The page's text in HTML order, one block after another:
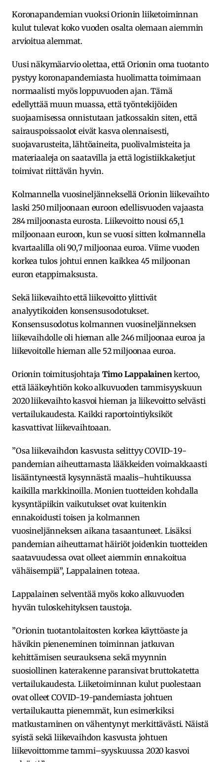
Koronapandemian vuoksi Orionin liiketoiminnan
kulut tulevat koko vuoden osalta olemaan aiemmin
arvioitua alemmat.
Uusi näkymäarvio olettaa, että Orionin oma tuotanto
pystyy koronapandemiasta huolimatta toimimaan
normaalisti myös loppuvuoden ajan. Tämä
edellyttää muun muassa, että työntekijöiden
suojaamisessa onnistutaan jatkossakin siten, että
sairauspoissaolot eivät kasva olennaisesti,
suojavarusteita, lähtöaineita, puolivalmisteita ja
materiaaleja on saatavilla ja että logistiikkaketjut
toimivat riittävän hyvin.
Kolmannella vuosineljänneksellä Orionin liikevaihto
laski 250 miljoonaan euroon edellisvuoden vajaasta
284 miljoonasta eurosta. Liikevoitto nousi 65,1
miljoonaan euroon, kun se vuosi sitten kolmannella
kvartaalilla oli 90,7 miljoonaa euroa. Viime vuoden
korkea tulos johtui ennen kaikkea 45 miljoonan
euron etappimaksusta.
Sekä liikevaihto että liikevoitto ylittivät
analyytikoiden konsensusodotukset.
Konsensusodotus kolmannen vuosineljänneksen
liikevaihdolle oli hieman alle 246 miljoonaa euroa ja
liikevoitolle hieman alle 52 miljoonaa euroa.
Orionin toimitusjohtajaTimo Lappalainen kertoo,
että lääkeyhtiön koko alkuvuoden tammi­syyskuun
2020 liikevaihto kasvoi hieman ja liikevoitto selvästi
vertailukaudesta. Kaikki raportointiyksiköt
kasvattivat liikevaihtoaan.
”Osa liikevaihdon kasvusta selittyy COVID-19-
pandemian aiheuttamasta lääkkeiden voimakkaasti
lisääntyneestä kysynnästä maalis–huhtikuussa
kaikilla markkinoilla. Monien tuotteiden kohdalla
kysyntäpiikin vaikutukset ovat kuitenkin
ennakoidusti toisen ja kolmannen
vuosineljänneksen aikana tasaantuneet. Lisäksi
pandemian aiheuttamat häiriöt joidenkin tuotteiden
saatavuudessa ovat olleet aiemmin ennakoitua
vähäisempiä”, Lappalainen toteaa.
Lappalainen selventää myös koko alkuvuoden
hyvän tuloskehityksen taustoja.
”Orionin tuotantolaitosten korkea käyttöaste ja
hävikin pieneneminen toiminnan jatkuvan
kehittämisen seurauksena sekä myynnin
suosiollinen katerakenne paransivat bruttokatetta
vertailukaudesta. Liiketoiminnan kulut puolestaan
ovat olleet COVID-19-pandemiasta johtuen
vertailukautta pienemmät, kun esimerkiksi
matkustaminen on vähentynyt merkittävästi. Näistä
syistä sekä liikevaihdon kasvusta johtuen
liikevoittomme tammi–syyskuussa 2020 kasvoi